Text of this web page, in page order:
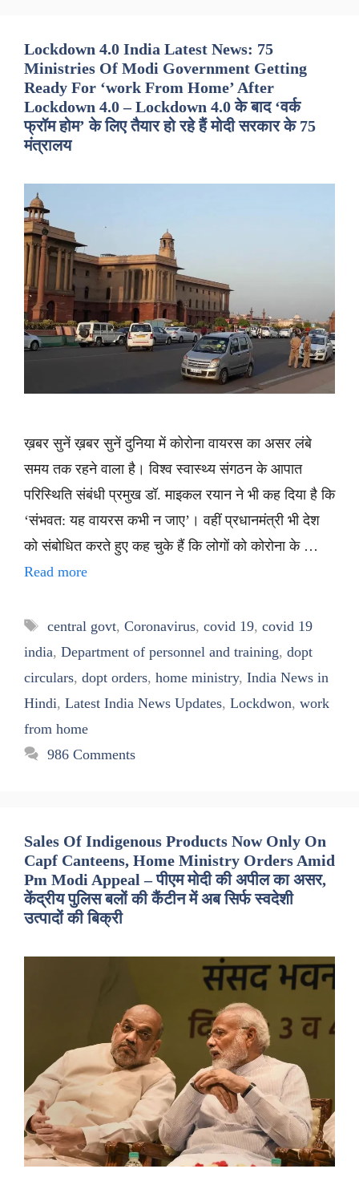
Lockdown 4.0 India Latest News: 75
Ministries Of Modi Government Getting
Ready For ‘work From Home’ After
Lockdown 4.0 – Lockdown 4.0 के बाद ‘वर्क
फ्रॉम होम’ के लिए तैयार हो रहे हैं मोदी सरकार के 75
मंत्रालय
ख़बर सुनें ख़बर सुनें दुनिया में कोरोना वायरस का असर लंबे
समय तक रहने वाला है। विश्व स्वास्थ्य संगठन के आपात
परिस्थिति संबंधी प्रमुख डॉ. माइकल रयान ने भी कह दिया है कि
‘संभवत: यह वायरस कभी न जाए’। वहीं प्रधानमंत्री भी देश
को संबोधित करते हुए कह चुके हैं कि लोगों को कोरोना के …
Read more
Tags
central govt, Coronavirus, covid 19, covid 19
india, Department of personnel and training, dopt
circulars, dopt orders, home ministry, India News in
Hindi, Latest India News Updates, Lockdwon, work
from home
986 Comments
Sales Of Indigenous Products Now Only On
Capf Canteens, Home Ministry Orders Amid
Pm Modi Appeal – पीएम मोदी की अपील का असर,
केंद्रीय पुलिस बलों की कैंटीन में अब सिर्फ स्वदेशी
उत्पादों की बिक्री